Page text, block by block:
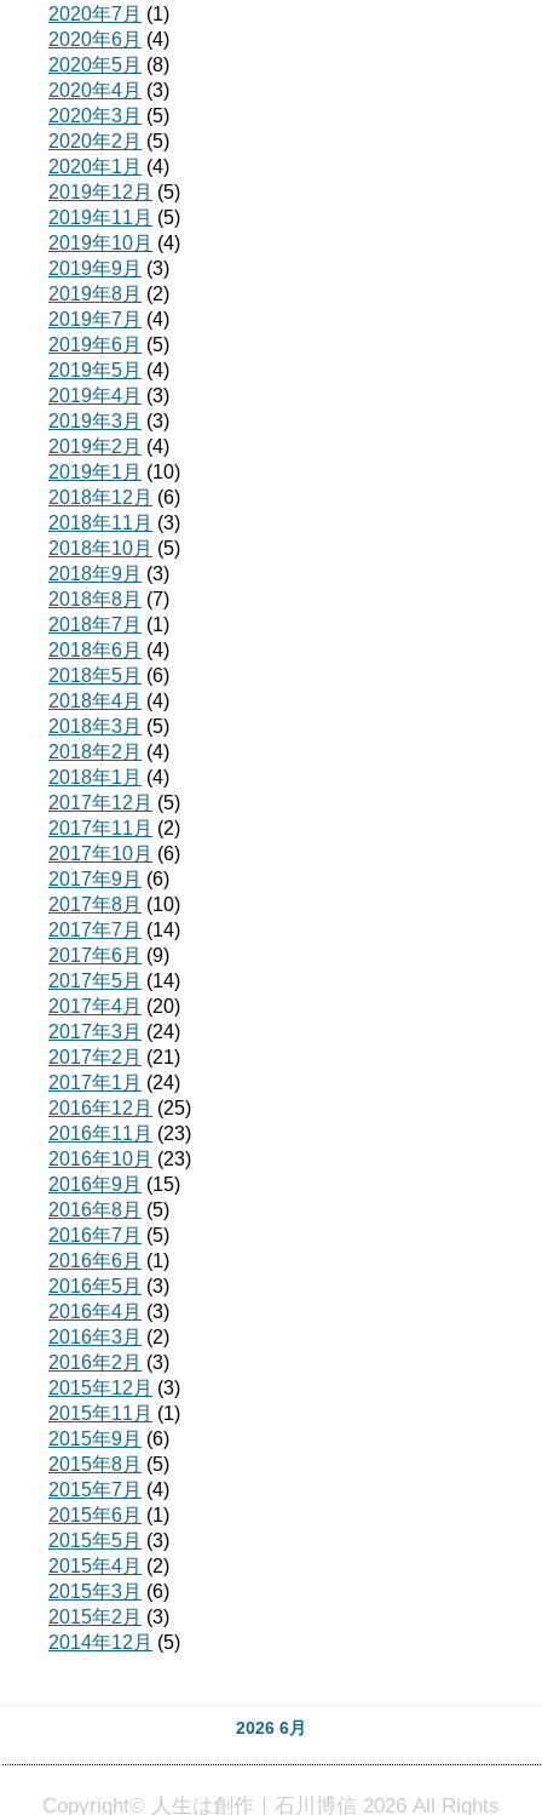
2020年7月 (1)
2020年6月 (4)
2020年5月 (8)
2020年4月 (3)
2020年3月 (5)
2020年2月 (5)
2020年1月 (4)
2019年12月 (5)
2019年11月 (5)
2019年10月 (4)
2019年9月 (3)
2019年8月 (2)
2019年7月 (4)
2019年6月 (5)
2019年5月 (4)
2019年4月 (3)
2019年3月 (3)
2019年2月 (4)
2019年1月 (10)
2018年12月 (6)
2018年11月 (3)
2018年10月 (5)
2018年9月 (3)
2018年8月 (7)
2018年7月 (1)
2018年6月 (4)
2018年5月 (6)
2018年4月 (4)
2018年3月 (5)
2018年2月 (4)
2018年1月 (4)
2017年12月 (5)
2017年11月 (2)
2017年10月 (6)
2017年9月 (6)
2017年8月 (10)
2017年7月 (14)
2017年6月 (9)
2017年5月 (14)
2017年4月 (20)
2017年3月 (24)
2017年2月 (21)
2017年1月 (24)
2016年12月 (25)
2016年11月 (23)
2016年10月 (23)
2016年9月 (15)
2016年8月 (5)
2016年7月 (5)
2016年6月 (1)
2016年5月 (3)
2016年4月 (3)
2016年3月 (2)
2016年2月 (3)
2015年12月 (3)
2015年11月 (1)
2015年9月 (6)
2015年8月 (5)
2015年7月 (4)
2015年6月 (1)
2015年5月 (3)
2015年4月 (2)
2015年3月 (6)
2015年2月 (3)
2014年12月 (5)
2026 6月
Copyright© 人生は創作｜石川博信 2026 All Rights